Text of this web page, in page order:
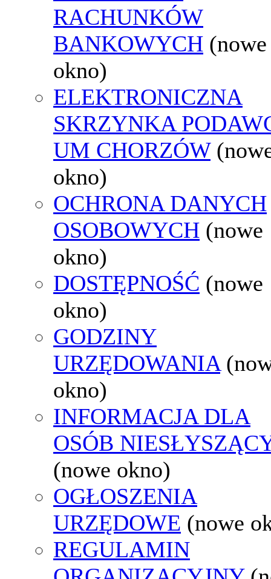
RACHUNKÓW
BANKOWYCH (nowe
okno)
ELEKTRONICZNA
SKRZYNKA
UM CHORZÓW
okno)
OCHRONA DANYCH
OSOBOWYCH (nowe
okno)
DOSTĘPNOŚĆ (nowe
okno)
GODZINY
URZĘDOWANIA
okno)
INFORMACJA DLA
OSÓB
(nowe okno)
OGŁOSZENIA
URZĘDOWE (nowe
REGULAMIN